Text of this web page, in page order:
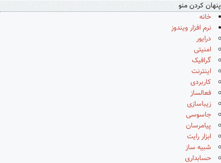
پنهان کردن منو
خانه
نرم افزار ویندوز
درایور
امنیتی
گرافیک
اینترنت
کاربردی
فعالساز
زیباسازی
جاسوسی
پیامرسان
ابزار رایت
شبیه ساز
حسابداری